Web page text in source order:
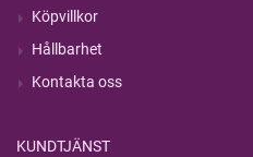
Köpvillkor
Hållbarhet
Kontakta oss
KUNDTJÄNST